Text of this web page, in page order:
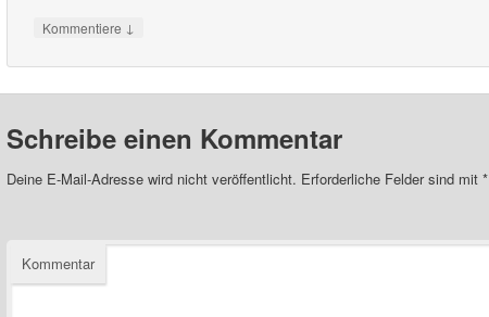
Kommentiere ↓
Schreibe einen Kommentar
Deine E-Mail-Adresse wird nicht veröffentlicht. Erforderliche Felder sind mit *
Kommentar